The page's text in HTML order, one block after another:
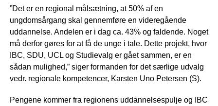
”Det er en regional målsætning, at 50% af en
ungdomsårgang skal gennemføre en videregående
uddannelse. Andelen er i dag ca. 43% og faldende. Noget
må derfor gøres for at få de unge i tale. Dette projekt, hvor
IBC, SDU, UCL og Studievalg er gået sammen, er en
sådan mulighed,” siger formanden for det særlige udvalg
vedr. regionale kompetencer, Karsten Uno Petersen (S).
Pengene kommer fra regionens uddannelsespulje og IBC